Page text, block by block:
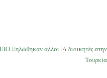
άλλοι 14 διοικητές στην
Τουρκία